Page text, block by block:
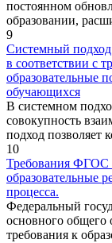
постоянном
образовании,
9
Системный подход
в соответствии с
образовательные
обучающихся
В системном
совокупность
подход позволяет
10
Требования
образовательные
процесса.
Федеральный
основного
требования к